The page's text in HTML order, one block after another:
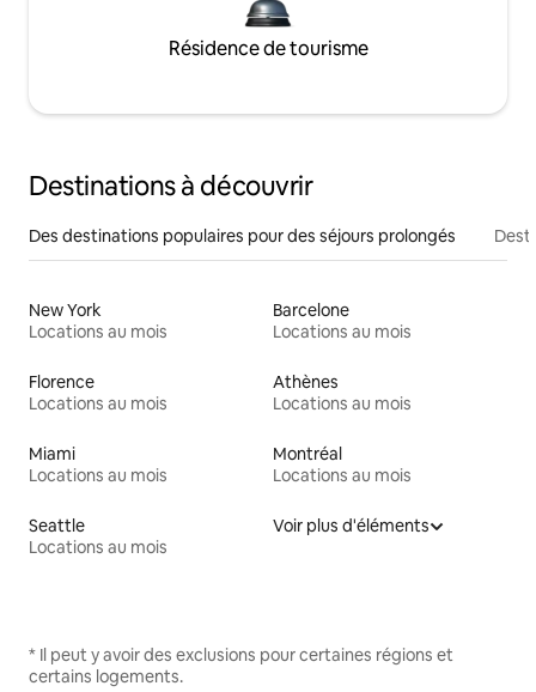
Résidence de tourisme
Destinations à découvrir
Des destinations populaires pour des séjours prolongés
New York
Locations au mois
Barcelone
Locations au mois
Florence
Locations au mois
Athènes
Locations au mois
Miami
Locations au mois
Montréal
Locations au mois
Seattle
Locations au mois
Voir plus d'éléments
* Il peut y avoir des exclusions pour certaines régions et
certains logements.